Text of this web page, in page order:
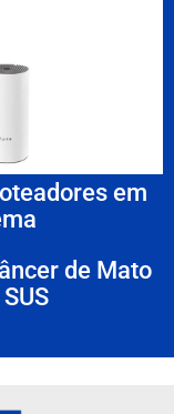
em
de Mato